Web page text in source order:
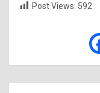
Post Views: 592